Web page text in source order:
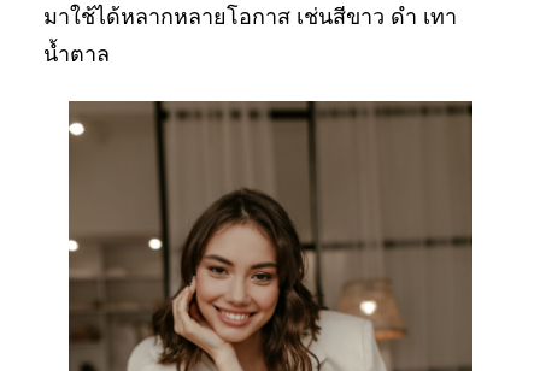
มาใช้ได้หลากหลายโอกาส เช่นสีขาว ดำ เทา
น้ำตาล